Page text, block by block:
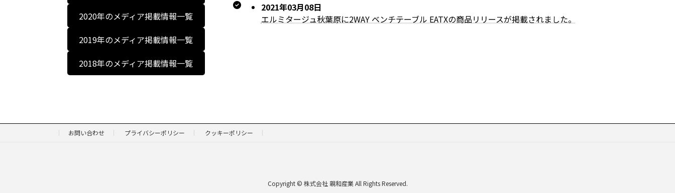
2021年03月08日
エルミタージュ秋葉原に2WAY ベンチテーブル EATXの商品リリースが掲載されました。
2020年のメディア掲載情報一覧
2019年のメディア掲載情報一覧
2018年のメディア掲載情報一覧
お問い合わせ プライバシーポリシー クッキーポリシー
Copyright © 株式会社 親和産業 All Rights Reserved.